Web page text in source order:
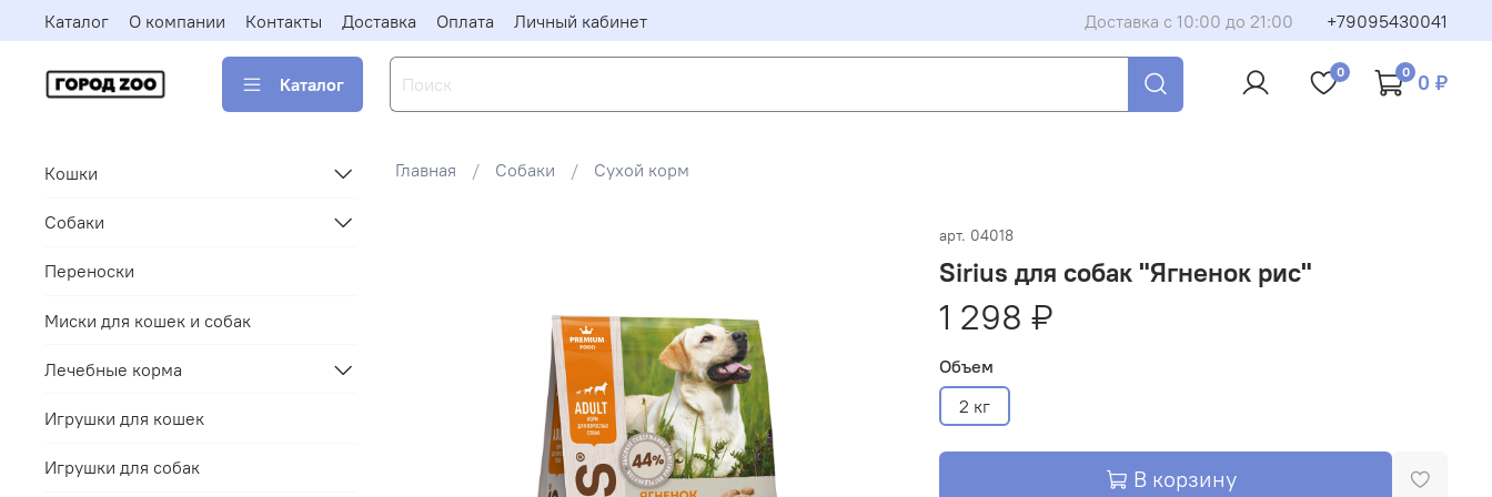
Каталог О компании Контакты Доставка Оплата Личный кабинет Доставка с 10:00 до 21:00 +79095430041
Каталог
0 0 0 ₽
Главная Собаки Сухой корм
арт. 04018
Sirius для собак "Ягненок рис"
1 298 ₽
Объем
2 кг
В корзину
Кошки
Собаки
Переноски
Миски для кошек и собак
Лечебные корма
Игрушки для кошек
Игрушки для собак